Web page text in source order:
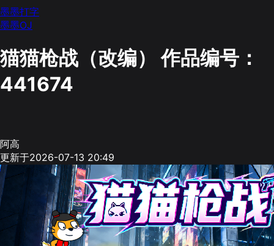
墨墨打字
墨墨OJ
猫猫枪战（改编）作品编号：
441674
阿高
更新于2026-07-13 20:49